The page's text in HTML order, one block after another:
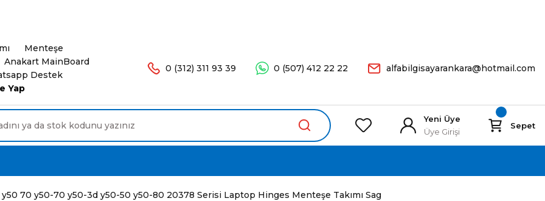
Menteşe
Anakart MainBoard
Destek
Yap
0 (312) 311 93 39 0 (507) 412 22 22 alfabilgisayarankara@hotmail.com
Yeni Üye
Üye Girişi
Sepet
70 y50-70 y50-3d y50-50 y50-80 20378 Serisi Laptop Hinges Menteşe Takımı Sag